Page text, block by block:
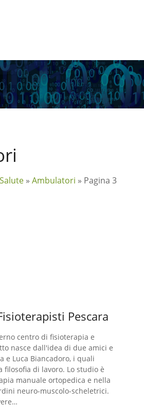
» Ambulatori » Pagina 3
Pescara
centro di fisioterapia e
nasce dall'idea di due amici e
e Luca Biancadoro, i quali
filosofia di lavoro. Lo studio è
manuale ortopedica e nella
neuro-muscolo-scheletrici.